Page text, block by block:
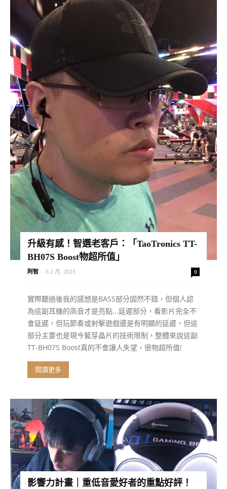
升級有感！智選老客戶：「TaoTronics TT-
BH07S Boost物超所值」
阿智 - 6 2 月, 2023 0
實際聽過後我的感想是BASS部分固然不錯，但個人認
為這副耳機的高音才是亮點...延遲部分，看影片完全不
會延遲，但玩節奏或射擊遊戲還是有明顯的延遲，但這
部分主要也是現今藍芽晶片的技術限制，整體來說這副
TT-BH07S Boost真的不會讓人失望，很物超所值!
閱讀更多
影響力計畫｜重低音愛好者的重點好評！